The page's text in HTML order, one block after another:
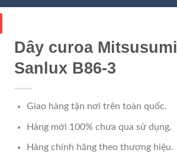
Dây curoa Mitsusumi
Sanlux B86-3
Giao hàng tận nơi trên toàn quốc.
Hàng mới 100% chưa qua sử dụng.
Hàng chính hãng theo thương hiệu.